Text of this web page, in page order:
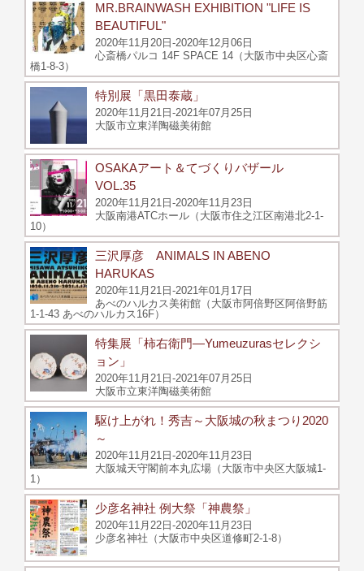
MR.BRAINWASH EXHIBITION "LIFE IS
BEAUTIFUL"
2020年11月20日-2020年12月06日
心斎橋パルコ 14F SPACE 14（大阪市中央区心斎
橋1-8-3）
特別展「黒田泰蔵」
2020年11月21日-2021年07月25日
大阪市立東洋陶磁美術館
OSAKAアート＆てづくりバザール
VOL.35
2020年11月21日-2020年11月23日
大阪南港ATCホール（大阪市住之江区南港北2-1-
10）
三沢厚彦 ANIMALS IN ABENO
HARUKAS
2020年11月21日-2021年01月17日
あべのハルカス美術館（大阪市阿倍野区阿倍野筋
1-1-43 あべのハルカス16F）
特集展「柿右衛門―Yumeuzurasセレクシ
ョン」
2020年11月21日-2021年07月25日
大阪市立東洋陶磁美術館
駆け上がれ！秀吉～大阪城の秋まつり2020
～
2020年11月21日-2020年11月23日
大阪城天守閣前本丸広場（大阪市中央区大阪城1-
1）
少彦名神社 例大祭「神農祭」
2020年11月22日-2020年11月23日
少彦名神社（大阪市中央区道修町2-1-8）